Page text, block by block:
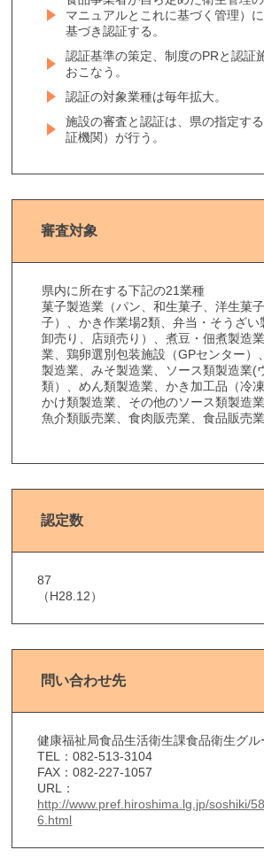
マニュアルとこれに基づく管理）
基づき認証する。
認証基準の策定、制度のPRと認証
おこなう。
認証の対象業種は毎年拡大。
施設の審査と認証は、県の指定す
証機関）が行う。
審査対象
県内に所在する下記の21業種
菓子製造業（パン、和生菓子、洋生菓
子）、かき作業場2類、弁当・そうざい
卸売り、店頭売り）、煮豆・佃煮製造
業、鶏卵選別包装施設（GPセンター）
製造業、みそ製造業、ソース類製造業(
類）、めん類製造業、かき加工品（冷
かけ類製造業、その他のソース類製造
魚介類販売業、食肉販売業、食品販売業
認定数
87
（H28.12）
問い合わせ先
健康福祉局食品生活衛生課食品衛生グル
TEL：082-513-3104
FAX：082-227-1057
URL：
http://www.pref.hiroshima.lg.jp/soshiki/
6.html